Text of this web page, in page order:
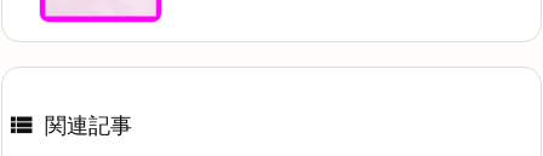
 関連記事